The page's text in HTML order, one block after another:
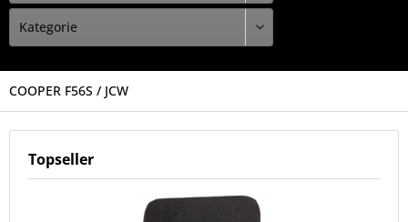
COOPER F56S / JCW
Topseller